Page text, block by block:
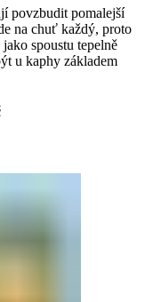
povzbudit pomalejší
na chuť každý, proto
spoustu tepelně
u kaphy základem